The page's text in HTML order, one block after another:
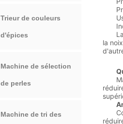
Trieur de couleurs
d'épices
Machine de sélection
de perles
Machine de tri des
La
la